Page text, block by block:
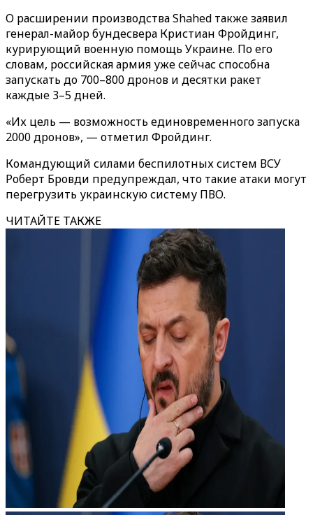
О расширении производства Shahed также заявил
генерал-майор бундесвера Кристиан Фройдинг,
курирующий военную помощь Украине. По его
словам, российская армия уже сейчас способна
запускать до 700–800 дронов и десятки ракет
каждые 3–5 дней.
«Их цель — возможность единовременного запуска
2000 дронов», — отметил Фройдинг.
Командующий силами беспилотных систем ВСУ
Роберт Бровди предупреждал, что такие атаки могут
перегрузить украинскую систему ПВО.
ЧИТАЙТЕ ТАКЖЕ